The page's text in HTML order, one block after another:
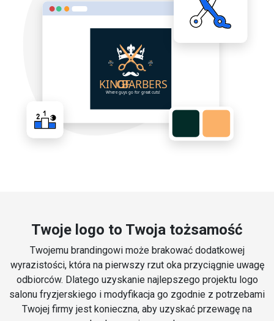
Twoje logo to Twoja tożsamość
Twojemu brandingowi może brakować dodatkowej
wyrazistości, która na pierwszy rzut oka przyciągnie uwagę
odbiorców. Dlatego uzyskanie najlepszego projektu logo
salonu fryzjerskiego i modyfikacja go zgodnie z potrzebami
Twojej firmy jest konieczna, aby uzyskać przewagę na